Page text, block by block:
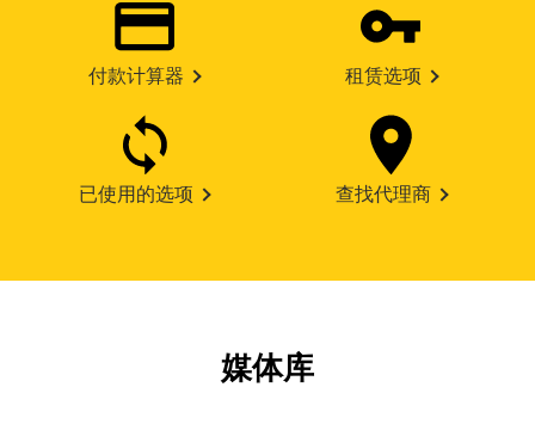
付款计算器 租赁选项
已使用的选项 查找代理商
媒体库